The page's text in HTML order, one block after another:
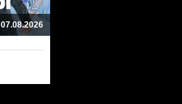
07.08.2026